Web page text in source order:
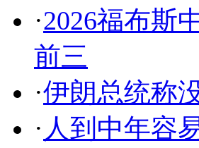
·2026福布斯
前三
·伊朗总统称
· 人到中年容